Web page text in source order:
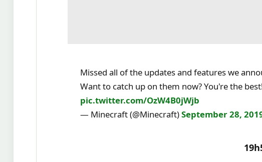
Missed all of the updates and features we
Want to catch up on them now? You're the
pic.twitter.com/OzW4B0jWjb
— Minecraft (@Minecraft)September 28,